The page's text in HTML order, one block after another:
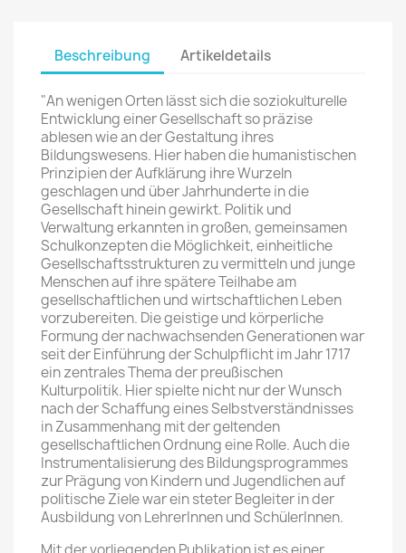
Beschreibung Artikeldetails
"An wenigen Orten lässt sich die soziokulturelle
Entwicklung einer Gesellschaft so präzise
ablesen wie an der Gestaltung ihres
Bildungswesens. Hier haben die humanistischen
Prinzipien der Aufklärung ihre Wurzeln
geschlagen und über Jahrhunderte in die
Gesellschaft hinein gewirkt. Politik und
Verwaltung erkannten in großen, gemeinsamen
Schulkonzepten die Möglichkeit, einheitliche
Gesellschaftsstrukturen zu vermitteln und junge
Menschen auf ihre spätere Teilhabe am
gesellschaftlichen und wirtschaftlichen Leben
vorzubereiten. Die geistige und körperliche
Formung der nachwachsenden Generationen war
seit der Einführung der Schulpflicht im Jahr 1717
ein zentrales Thema der preußischen
Kulturpolitik. Hier spielte nicht nur der Wunsch
nach der Schaffung eines Selbstverständnisses
in Zusammenhang mit der geltenden
gesellschaftlichen Ordnung eine Rolle. Auch die
Instrumentalisierung des Bildungsprogrammes
zur Prägung von Kindern und Jugendlichen auf
politische Ziele war ein steter Begleiter in der
Ausbildung von LehrerInnen und SchülerInnen.